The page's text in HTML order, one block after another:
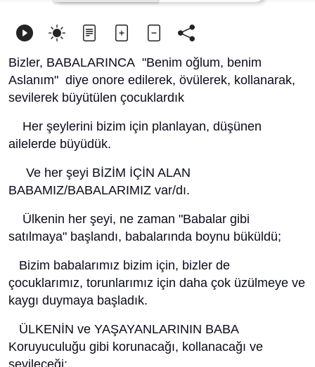
Bizler, BABALARINCA "Benim oğlum, benim
Aslanım" diye onore edilerek, övülerek, kollanarak,
sevilerek büyütülen çocuklardık
Her şeylerini bizim için planlayan, düşünen
ailelerde büyüdük.
Ve her şeyi BİZİM İÇİN ALAN
BABAMIZ/BABALARIMIZ var/dı.
Ülkenin her şeyi, ne zaman "Babalar gibi
satılmaya" başlandı, babalarında boynu büküldü;
Bizim babalarımız bizim için, bizler de
çocuklarımız, torunlarımız için daha çok üzülmeye ve
kaygı duymaya başladık.
ÜLKENİN ve YAŞAYANLARININ BABA
Koruyuculuğu gibi korunacağı, kollanacağı ve
sevileceği;